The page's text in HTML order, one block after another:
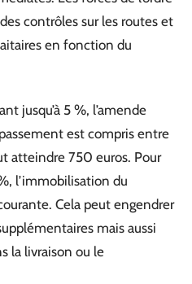
contrôles sur les routes et
en fonction du
jusqu’à 5 %, l’amende
est compris entre
atteindre 750 euros. Pour
l’immobilisation du
Cela peut engendrer
mais aussi
la livraison ou le